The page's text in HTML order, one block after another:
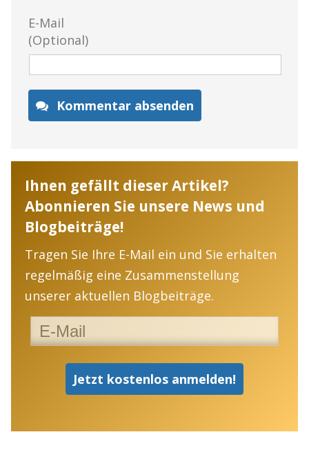
E-Mail
(Optional)
Kommentar absenden
Ihnen gefällt dieser Artikel?
Abonnieren Sie unsere News und
Blogbeiträge!
Tragen Sie Ihre E-Mail ein und Sie erhalten
regelmäßig eine Zusammenstellung
unserer aktuellen Blogbeiträge.